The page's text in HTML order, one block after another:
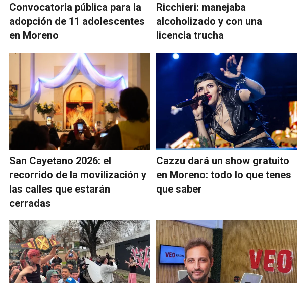
Convocatoria pública para la
adopción de 11 adolescentes
en Moreno
Ricchieri: manejaba
alcoholizado y con una
licencia trucha
San Cayetano 2026: el
recorrido de la movilización y
las calles que estarán
cerradas
Cazzu dará un show gratuito
en Moreno: todo lo que tenes
que saber